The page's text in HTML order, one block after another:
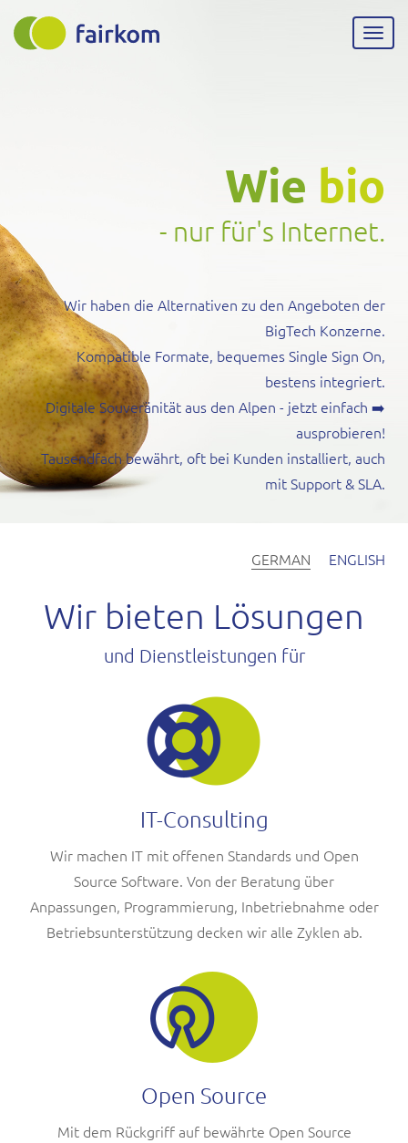
Direkt
zum
Wie bio
- nur für's Internet.
Wir haben die Alternativen zu den Angeboten der
BigTech Konzerne.
Kompatible Formate, bequemes Single Sign On,
bestens integriert.
Digitale Souveränität aus den Alpen - jetzt einfach ➡️
ausprobieren!
Tausendfach bewährt, oft bei Kunden installiert, auch
mit Support & SLA.
GERMAN ENGLISH
Wir bieten Lösungen
und Dienstleistungen für
IT-Consulting
Wir machen IT mit offenen Standards und Open
Source Software. Von der Beratung über
Anpassungen, Programmierung, Inbetriebnahme oder
Betriebsunterstützung decken wir alle Zyklen ab.
Open Source
Mit dem Rückgriff auf bewährte Open Source